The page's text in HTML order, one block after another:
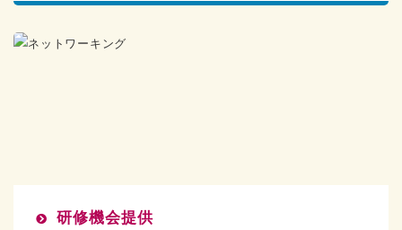
研修機会提供